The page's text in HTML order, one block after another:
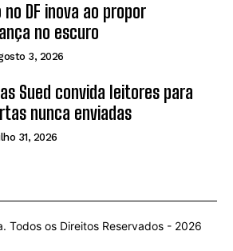
DF inova ao propor
no escuro
3, 2026
Sued convida leitores para
nunca enviadas
31, 2026
Todos os Direitos Reservados - 2026